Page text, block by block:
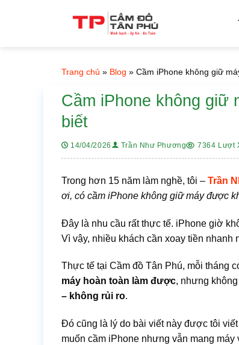
Trang chủ » Blog » Cầm iPhone không giữ
Cầm iPhone không giữ
biết
14/04/2026 Trần Như Phương 7364 Lượt
Trong hơn 15 năm làm nghề, tôi – Trần
ơi, có cầm iPhone không giữ máy được
Đây là nhu cầu rất thực tế. iPhone giờ
Vì vậy, nhiều khách cần xoay tiền nhanh
Thực tế tại Cầm đồ Tân Phú, mỗi tháng
máy hoàn toàn làm được, nhưng
– không rủi ro.
Đó cũng là lý do bài viết này được tôi
muốn cầm iPhone nhưng vẫn mang máy